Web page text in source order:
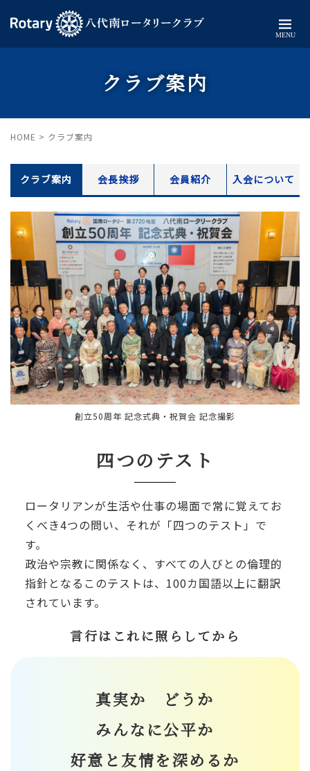
MENU
クラブ案内
HOME > クラブ案内
クラブ案内 会長挨拶 会員紹介 入会について
創立50周年 記念式典・祝賀会 記念撮影
四つのテスト
ロータリアンが生活や仕事の場面で常に覚えてお
くべき4つの問い、それが「四つのテスト」で
す。
政治や宗教に関係なく、すべての人びとの倫理的
指針となるこのテストは、100カ国語以上に翻訳
されています。
言行はこれに照らしてから
真実か どうか
みんなに公平か
好意と友情を深めるか